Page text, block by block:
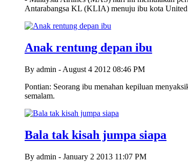
Antarabangsa KL (KLIA) menuju ibu kota
Anak rentung depan ibu
By admin - August 4 2012 08:46 PM
Pontian: Seorang ibu menahan kepiluan
semalam.
Bala tak kisah jumpa siapa
By admin - January 2 2013 11:07 PM